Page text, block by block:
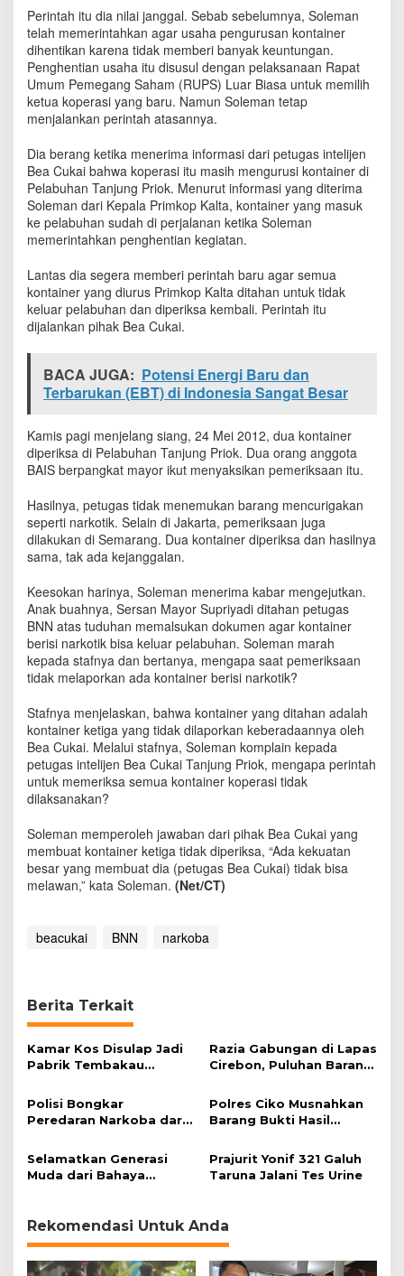
i
k
?
Perintah itu dia nilai janggal. Sebab sebelumnya, Soleman
telah memerintahkan agar usaha pengurusan kontainer
dihentikan karena tidak memberi banyak keuntungan.
Penghentian usaha itu disusul dengan pelaksanaan Rapat
Umum Pemegang Saham (RUPS) Luar Biasa untuk memilih
ketua koperasi yang baru. Namun Soleman tetap
menjalankan perintah atasannya.
Dia berang ketika menerima informasi dari petugas intelijen
Bea Cukai bahwa koperasi itu masih mengurusi kontainer di
Pelabuhan Tanjung Priok. Menurut informasi yang diterima
Soleman dari Kepala Primkop Kalta, kontainer yang masuk
ke pelabuhan sudah di perjalanan ketika Soleman
memerintahkan penghentian kegiatan.
Lantas dia segera memberi perintah baru agar semua
kontainer yang diurus Primkop Kalta ditahan untuk tidak
keluar pelabuhan dan diperiksa kembali. Perintah itu
dijalankan pihak Bea Cukai.
BACA JUGA: Potensi Energi Baru dan
Terbarukan (EBT) di Indonesia Sangat Besar
Kamis pagi menjelang siang, 24 Mei 2012, dua kontainer
diperiksa di Pelabuhan Tanjung Priok. Dua orang anggota
BAIS berpangkat mayor ikut menyaksikan pemeriksaan itu.
Hasilnya, petugas tidak menemukan barang mencurigakan
seperti narkotik. Selain di Jakarta, pemeriksaan juga
dilakukan di Semarang. Dua kontainer diperiksa dan hasilnya
sama, tak ada kejanggalan.
Keesokan harinya, Soleman menerima kabar mengejutkan.
Anak buahnya, Sersan Mayor Supriyadi ditahan petugas
BNN atas tuduhan memalsukan dokumen agar kontainer
berisi narkotik bisa keluar pelabuhan. Soleman marah
kepada stafnya dan bertanya, mengapa saat pemeriksaan
tidak melaporkan ada kontainer berisi narkotik?
Stafnya menjelaskan, bahwa kontainer yang ditahan adalah
kontainer ketiga yang tidak dilaporkan keberadaannya oleh
Bea Cukai. Melalui stafnya, Soleman komplain kepada
petugas intelijen Bea Cukai Tanjung Priok, mengapa perintah
untuk memeriksa semua kontainer koperasi tidak
dilaksanakan?
Soleman memperoleh jawaban dari pihak Bea Cukai yang
membuat kontainer ketiga tidak diperiksa, “Ada kekuatan
besar yang membuat dia (petugas Bea Cukai) tidak bisa
melawan,” kata Soleman. (Net/CT)
beacukai BNN narkoba
Berita Terkait
Kamar Kos Disulap Jadi
Pabrik Tembakau
Razia Gabungan di Lapas
Cirebon, Puluhan Barang
Polisi Bongkar
Peredaran Narkoba dari
Polres Ciko Musnahkan
Barang Bukti Hasil
Masyarakat Lodaya 2023
Selamatkan Generasi
Muda dari Bahaya
Prajurit Yonif 321 Galuh
Taruna Jalani Tes Urine
Rekomendasi Untuk Anda